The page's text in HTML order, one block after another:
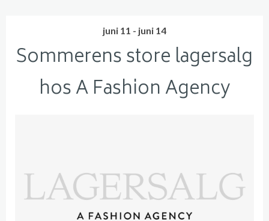
juni 11 - juni 14
Sommerens store lagersalg
hos A Fashion Agency